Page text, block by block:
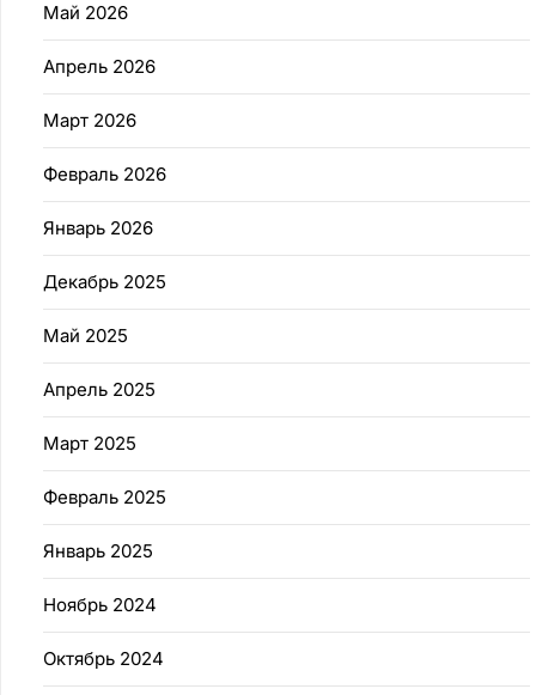
Май 2026
Апрель 2026
Март 2026
Февраль 2026
Январь 2026
Декабрь 2025
Май 2025
Апрель 2025
Март 2025
Февраль 2025
Январь 2025
Ноябрь 2024
Октябрь 2024